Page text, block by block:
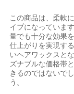
この商品は、柔軟
イプになっていま
量でも十分な効果
仕上がりを実現す
いヘアワックスと
ズナブルな価格帯
きるのではないで
う。